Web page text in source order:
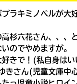
ラキミノベルが大
杉六花さん、、、
のでやめますが。
好きで！(私自身はい
きさん(児童文庫中